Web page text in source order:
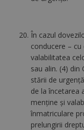
În cazul
conducere –
valabilitatea
sau alin. (4)
stării de
de la încetarea
menţine şi
înmatriculare
prelungirii